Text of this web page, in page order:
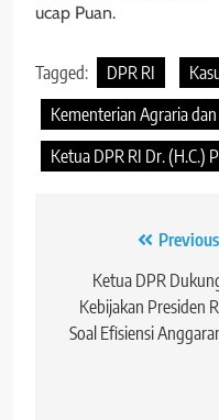
ucap Puan.
Tagged: DPR RI
Kementerian Agraria
Ketua DPR RI Dr. (H.C.)
Navigasi
posKetua DPR
Kebijakan Presiden
Soal Efisiensi